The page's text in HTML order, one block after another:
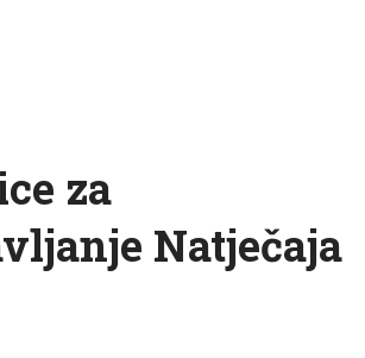
za
Natječaja